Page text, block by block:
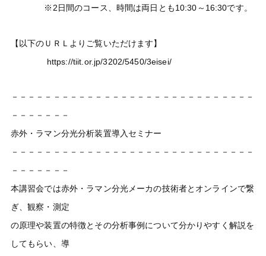
※2日間のコース、時間は両日とも10:30～16:30です。
【以下のＵＲＬよりご覧いただけます】
https://tiit.or.jp/3202/5450/3eisei/
－－－－－－－－－－－－－－－－－－－－－－－－－－－－－
－－－－－－－
赤外・ラマン分光分析装置導入セミナー
－－－－－－－－－－－－－－－－－－－－－－－－－－－－－
－－－－－－－
本講習会では赤外・ラマン分光メーカの技術者とオンラインで繋
ぎ、観察・測定
の原理や装置の特徴とその分析事例について分かりやすく解説を
してもらい、導